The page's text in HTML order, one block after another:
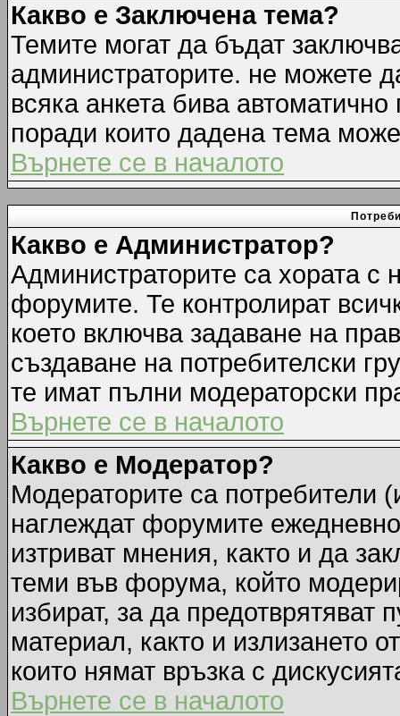
Какво е Заключена тема?
Темите могат да бъдат
администраторите. не можете
всяка анкета бива
поради които дадена тема
Върнете се в началото
Какво е Администратор?
Администраторите са хората с
форумите. Те контролират
което включва задаване на
създаване на потребителски
те имат пълни модераторски
Върнете се в началото
Какво е Модератор?
Модераторите са потребители
наглеждат форумите
изтриват мнения, както и да
теми във форума, който
избират, за да предотврятяват
материал, както и излизането
които нямат връзка с
Върнете се в началото